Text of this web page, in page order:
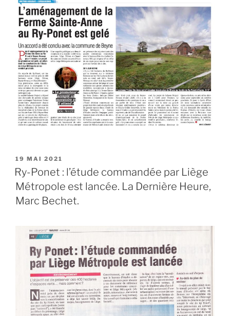
PUBLIÉ
LE
19 MAI 2021
Ry-Ponet : l’étude commandée par Liège
Métropole est lancée. La Dernière Heure,
Marc Bechet.